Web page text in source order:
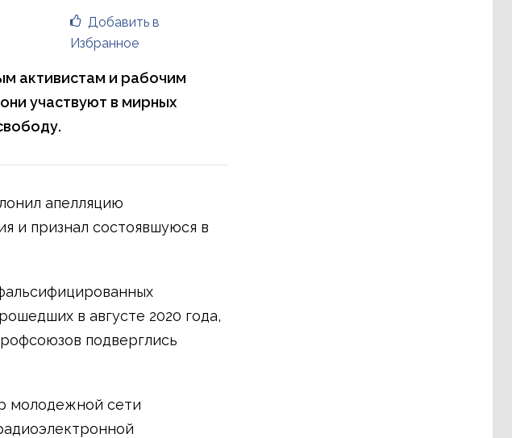
Добавить в
Избранное
активистам и рабочим
участвуют в мирных
апелляцию
и признал состоявшуюся в
в августе 2020 года,
подверглись
молодежной сети